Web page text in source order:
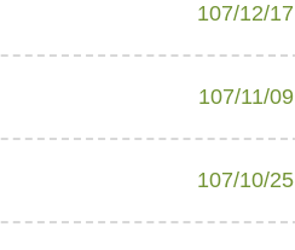
107/12/17
107/11/09
107/10/25